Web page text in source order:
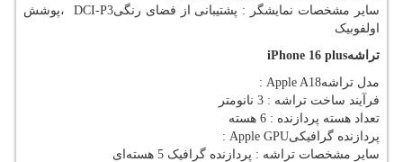
سایر مشخصات نمایشگر : پشتیبانی از فضای رنگیDCI-P3
،پوشش
اولفوبیک
تراشهiPhone 16 plus
مدل تراشه: Apple A18
فرآیند ساخت تراشه : 3 نانومتر
تعداد هسته پردازنده : 6 هسته
پردازنده گرافیکی: Apple GPU
سایر مشخصات تراشه : پردازنده گرافیک 5 هسته‌ای